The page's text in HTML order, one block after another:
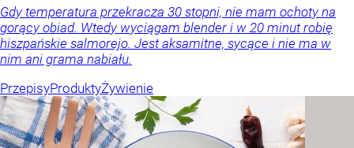
Gdy temperatura przekracza 30 stopni, nie mam ochoty na
gorący obiad. Wtedy wyciągam blender i w 20 minut robię
hiszpańskie salmorejo. Jest aksamitne, sycące i nie ma w
nim ani grama nabiału.
PrzepisyProduktyŻywienie